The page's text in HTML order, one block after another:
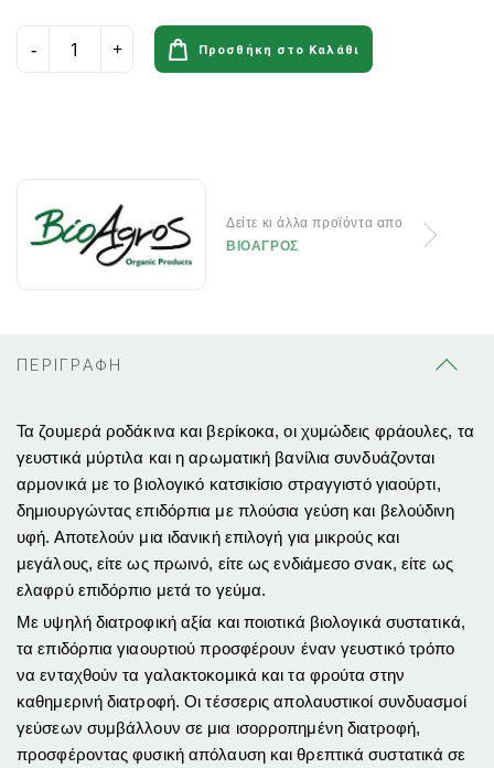
Προσθήκη στο Καλάθι
Δείτε κι άλλα προϊόντα απο
ΒΙΟΑΓΡΟΣ
ΠΕΡΙΓΡΑΦΗ
Τα ζουμερά ροδάκινα και βερίκοκα, οι χυμώδεις φράουλες, τα
γευστικά μύρτιλα και η αρωματική βανίλια συνδυάζονται
αρμονικά με το βιολογικό κατσικίσιο στραγγιστό γιαούρτι,
δημιουργώντας επιδόρπια με πλούσια γεύση και βελούδινη
υφή. Αποτελούν μια ιδανική επιλογή για μικρούς και
μεγάλους, είτε ως πρωινό, είτε ως ενδιάμεσο σνακ, είτε ως
ελαφρύ επιδόρπιο μετά το γεύμα.
Με υψηλή διατροφική αξία και ποιοτικά βιολογικά συστατικά,
τα επιδόρπια γιαουρτιού προσφέρουν έναν γευστικό τρόπο
να ενταχθούν τα γαλακτοκομικά και τα φρούτα στην
καθημερινή διατροφή. Οι τέσσερις απολαυστικοί συνδυασμοί
γεύσεων συμβάλλουν σε μια ισορροπημένη διατροφή,
προσφέροντας φυσική απόλαυση και θρεπτικά συστατικά σε